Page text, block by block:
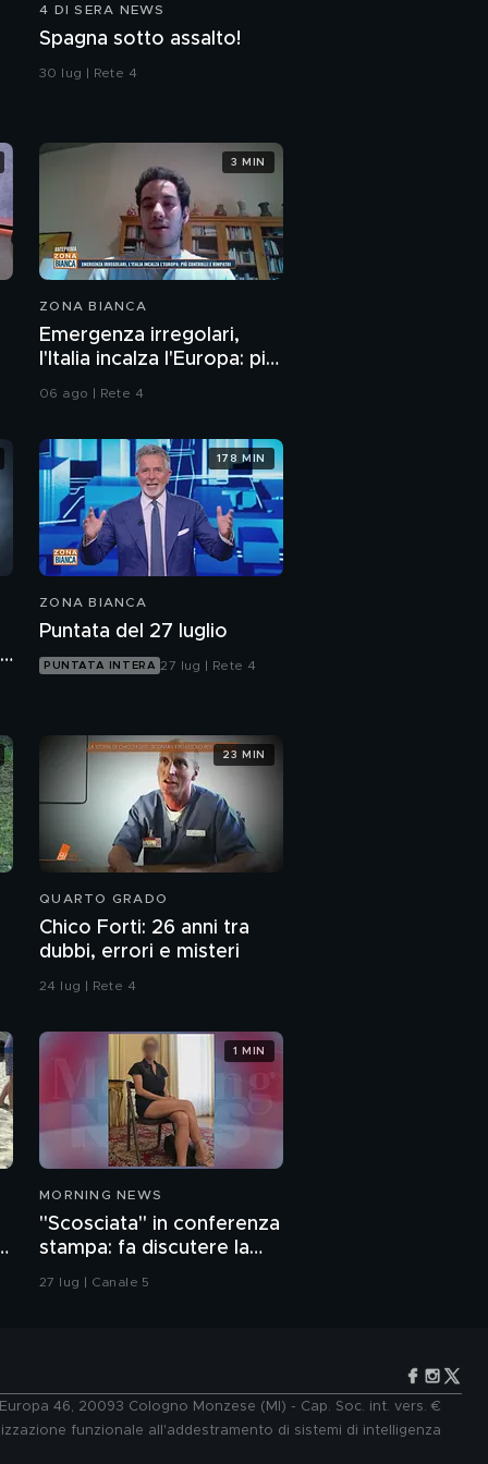
Capalbio, dalla sinistra
centro
4 DI SERA NEWS
Spagna sotto assalto!
30 lug | Rete 4
ZONA BIANCA
Emergenza irregolari,
l'Italia incalza l'Europa: più
controlli e rimpatri
06 ago | Rete 4
3 MIN
ZONA BIANCA
Puntata del 27 luglio
PUNTATA INTERA 27 lug | Rete 4
178 MIN
QUARTO GRADO
Chico Forti: 26 anni tra
dubbi, errori e misteri
24 lug | Rete 4
23 MIN
MORNING NEWS
"Scosciata" in conferenza
stampa: fa discutere la
vicesindaca di Livorno
27 lug | Canale 5
1 MIN
46, 20093 Cologno Monzese (MI) - Cap. Soc. int. vers. €
funzionale all'addestramento di sistemi di intelligenza